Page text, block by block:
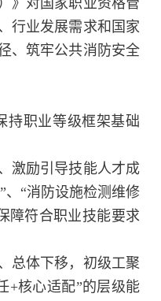
行业发展需求和国家
、筑牢公共消防安全
职业等级框架基础
激励引导技能人才成
、“消防设施检测维修
障符合职业技能要求
总体下移，初级工聚
+核心适配”的层级能